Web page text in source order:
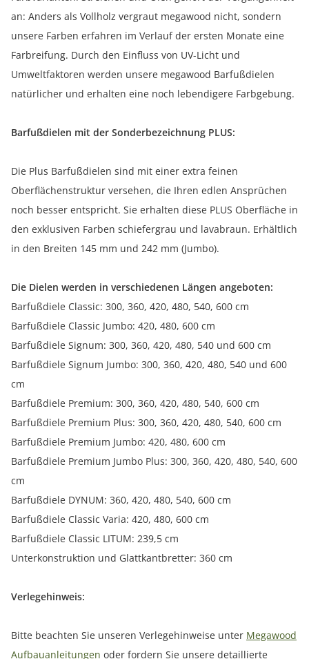
an: Anders als Vollholz vergraut megawood nicht, sondern
unsere Farben erfahren im Verlauf der ersten Monate eine
Farbreifung. Durch den Einfluss von UV-Licht und
Umweltfaktoren werden unsere megawood Barfußdielen
natürlicher und erhalten eine noch lebendigere Farbgebung.
Barfußdielen mit der Sonderbezeichnung PLUS:
Die Plus Barfußdielen sind mit einer extra feinen
Oberflächenstruktur versehen, die Ihren edlen Ansprüchen
noch besser entspricht. Sie erhalten diese PLUS Oberfläche in
den exklusiven Farben schiefergrau und lavabraun. Erhältlich
in den Breiten 145 mm und 242 mm (Jumbo).
Die Dielen werden in verschiedenen Längen angeboten:
Barfußdiele Classic: 300, 360, 420, 480, 540, 600 cm
Barfußdiele Classic Jumbo: 420, 480, 600 cm
Barfußdiele Signum: 300, 360, 420, 480, 540 und 600 cm
Barfußdiele Signum Jumbo: 300, 360, 420, 480, 540 und 600
cm
Barfußdiele Premium: 300, 360, 420, 480, 540, 600 cm
Barfußdiele Premium Plus: 300, 360, 420, 480, 540, 600 cm
Barfußdiele Premium Jumbo: 420, 480, 600 cm
Barfußdiele Premium Jumbo Plus: 300, 360, 420, 480, 540, 600
cm
Barfußdiele DYNUM: 360, 420, 480, 540, 600 cm
Barfußdiele Classic Varia: 420, 480, 600 cm
Barfußdiele Classic LITUM: 239,5 cm
Unterkonstruktion und Glattkantbretter: 360 cm
Verlegehinweis:
Bitte beachten Sie unseren Verlegehinweise unter Megawood
Aufbauanleitungen oder fordern Sie unsere detaillierte